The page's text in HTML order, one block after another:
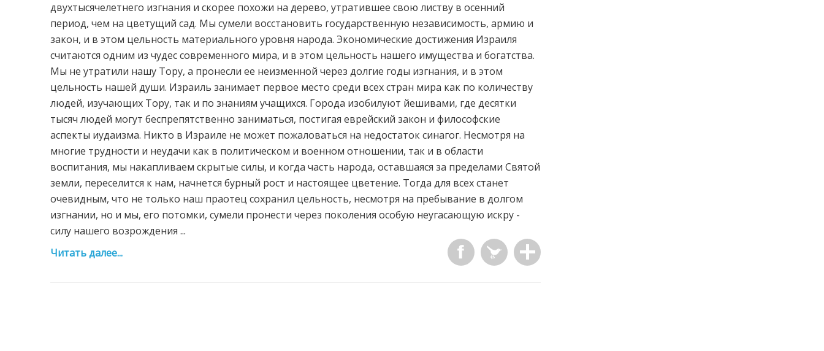
двухтысячелетнего изгнания и скорее похожи на дерево, утратившее свою листву в осенний
период, чем на цветущий сад. Мы сумели восстановить государственную независимость, армию и
закон, и в этом цельность материального уровня народа. Экономические достижения Израиля
считаются одним из чудес современного мира, и в этом цельность нашего имущества и богатства.
Мы не утратили нашу Тору, а пронесли ее неизменной через долгие годы изгнания, и в этом
цельность нашей души. Израиль занимает первое место среди всех стран мира как по количеству
людей, изучающих Тору, так и по знаниям учащихся. Города изобилуют йешивами, где десятки
тысяч людей могут беспрепятственно заниматься, постигая еврейский закон и философские
аспекты иудаизма. Никто в Израиле не может пожаловаться на недостаток синагог. Несмотря на
многие трудности и неудачи как в политическом и военном отношении, так и в области
воспитания, мы накапливаем скрытые силы, и когда часть народа, оставшаяся за пределами Святой
земли, переселится к нам, начнется бурный рост и настоящее цветение. Тогда для всех станет
очевидным, что не только наш праотец сохранил цельность, несмотря на пребывание в долгом
изгнании, но и мы, его потомки, сумели пронести через поколения особую неугасающую искру -
силу нашего возрождения ...
Читать далее...